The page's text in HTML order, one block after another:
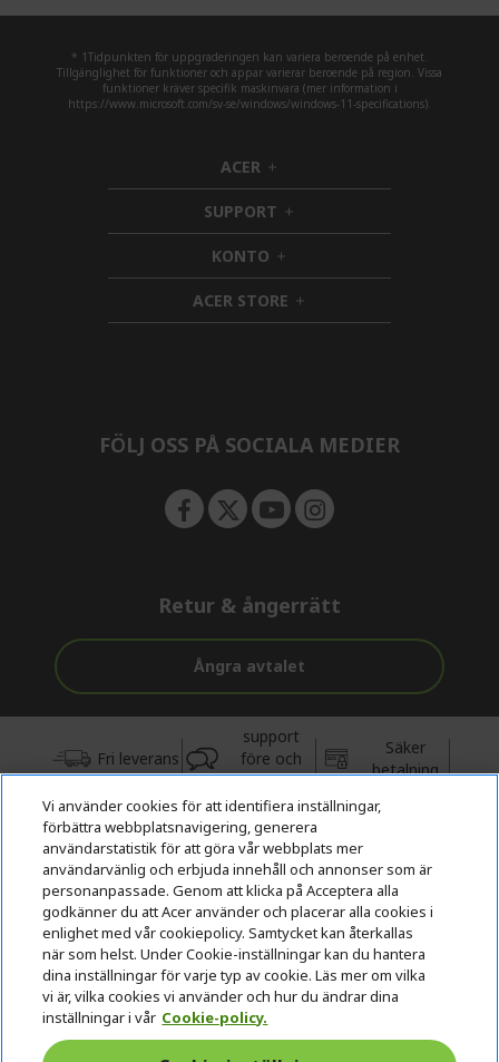
* 1Tidpunkten för uppgraderingen kan variera beroende på enhet.
Tillgänglighet för funktioner och appar varierar beroende på region. Vissa
funktioner kräver specifik maskinvara (mer information i
https://www.microsoft.com/sv-se/windows/windows-11-specifications).
ACER h
i
d
d
e
n
SUPPORT h
i
d
d
e
n
KONTO h
i
d
d
ACER STORE h
i
FÖLJ OSS PÅ SOCIALA MEDIER
Retur & ångerrätt
Ångra avtalet
Fri leverans
support
före och
efter köp
Säker
betalning
© 2026 Acer Inc.
CPYou BV är auktoriserad återförsäljare och försäljare av de
produkter och tjänster som erbjuds i denna butik.
Sverige
Vi använder cookies för att identifiera inställningar,
förbättra webbplatsnavigering, generera
användarstatistik för att göra vår webbplats mer
användarvänlig och erbjuda innehåll och annonser som är
personanpassade. Genom att klicka på Acceptera alla
godkänner du att Acer använder och placerar alla cookies i
enlighet med vår cookiepolicy. Samtycket kan återkallas
när som helst. Under Cookie-inställningar kan du hantera
dina inställningar för varje typ av cookie. Läs mer om vilka
vi är, vilka cookies vi använder och hur du ändrar dina
inställningar i vår Cookie-policy.